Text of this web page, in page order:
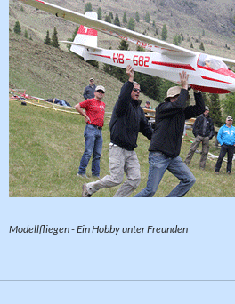
Modellfliegen - Ein Hobby unter Freunden